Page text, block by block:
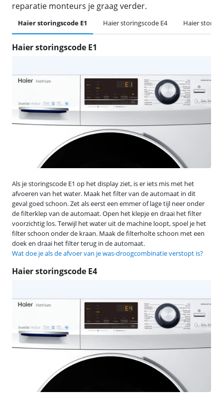
reparatie monteurs je graag verder.
Haier storingscode E1 Haier storingscode E4 Haier
Haier storingscode E1
Als je storingscode E1 op het display ziet, is er iets mis met het
afvoeren van het water. Maak het filter van de automaat in dit
geval goed schoon. Zet als eerst een emmer of lage tijl neer onder
de filterklep van de automaat. Open het klepje en draai het filter
voorzichtig los. Terwijl het water uit de machine loopt, spoel je het
filter schoon onder de kraan. Maak de filterholte schoon met een
doek en draai het filter terug in de automaat.
Wat doe je als de afvoer van je was-droogcombinatie verstopt is?
Haier storingscode E4